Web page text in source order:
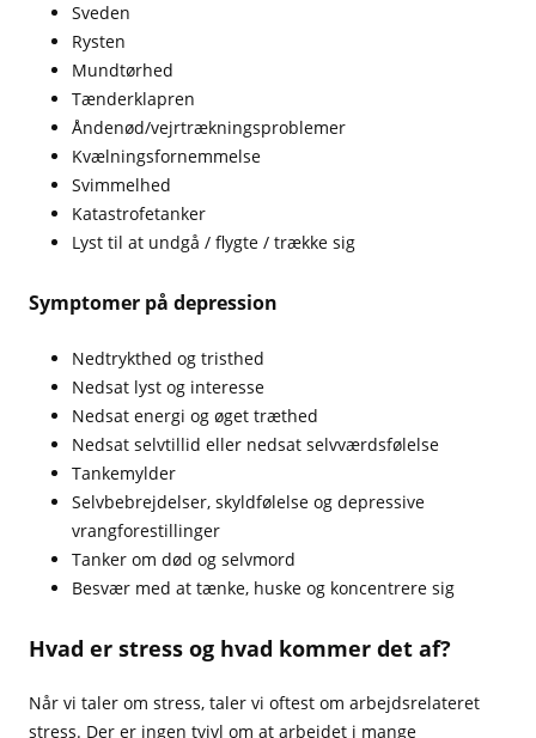
Sveden
Rysten
Mundtørhed
Tænderklapren
Åndenød/vejrtrækningsproblemer
Kvælningsfornemmelse
Svimmelhed
Katastrofetanker
Lyst til at undgå / flygte / trække sig
Symptomer på depression
Nedtrykthed og tristhed
Nedsat lyst og interesse
Nedsat energi og øget træthed
Nedsat selvtillid eller nedsat selvværdsfølelse
Tankemylder
Selvbebrejdelser, skyldfølelse og depressive
vrangforestillinger
Tanker om død og selvmord
Besvær med at tænke, huske og koncentrere sig
Hvad er stress og hvad kommer det af?
Når vi taler om stress, taler vi oftest om arbejdsrelateret
stress. Der er ingen tvivl om at arbejdet i mange